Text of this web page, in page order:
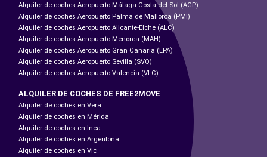
Alquiler de coches Aeropuerto Málaga-Costa del Sol (AGP)
Alquiler de coches Aeropuerto Palma de Mallorca (PMI)
Alquiler de coches Aeropuerto Alicante-Elche (ALC)
Alquiler de coches Aeropuerto Menorca (MAH)
Alquiler de coches Aeropuerto Gran Canaria (LPA)
Alquiler de coches Aeropuerto Sevilla (SVQ)
Alquiler de coches Aeropuerto Valencia (VLC)
ALQUILER DE COCHES DE FREE2MOVE
Alquiler de coches en Vera
Alquiler de coches en Mérida
Alquiler de coches en Inca
Alquiler de coches en Argentona
Alquiler de coches en Vic